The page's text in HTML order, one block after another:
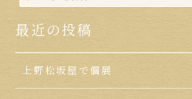
最近の投稿
上野松坂屋で個展